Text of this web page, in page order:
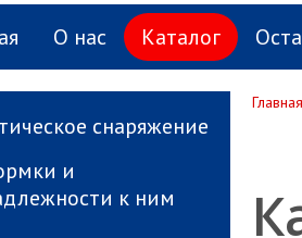
О нас Каталог
снаряжение
и
к ним
Главная